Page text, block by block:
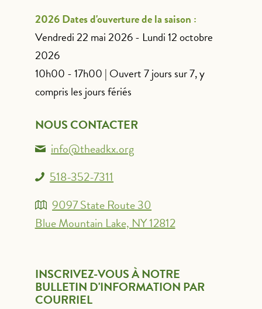
2026 Dates d'ouverture de la saison :
Vendredi 22 mai 2026 - Lundi 12 octobre
2026
10h00 - 17h00 | Ouvert 7 jours sur 7, y
compris les jours fériés
NOUS CONTACTER
info@theadkx.org
518-352-7311
9097 State Route 30
Blue Mountain Lake, NY 12812
INSCRIVEZ-VOUS À NOTRE
BULLETIN D'INFORMATION PAR
COURRIEL